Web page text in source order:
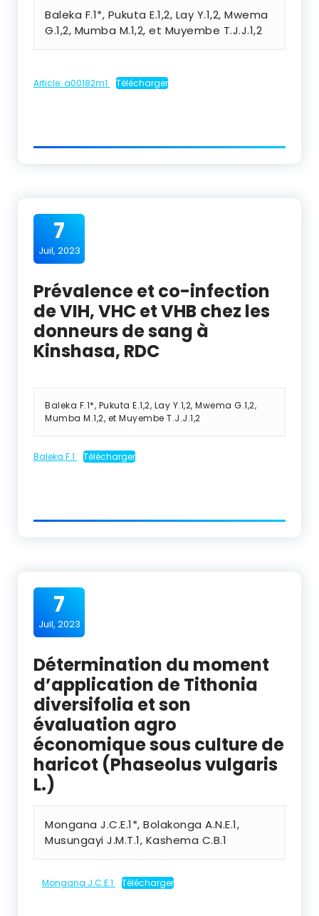
Baleka F.1*, Pukuta E.1,2, Lay Y.1,2, Mwema
G.1,2, Mumba M.1,2, et Muyembe T.J.J.1,2
Article: a00182m1 Télécharger
7
Juil, 2023
Prévalence et co-infection
de VIH, VHC et VHB chez les
donneurs de sang à
Kinshasa, RDC
Baleka F.1*, Pukuta E.1,2, Lay Y.1,2, Mwema G.1,2,
Mumba M.1,2, et Muyembe T.J.J.1,2
Baleka F.1 Télécharger
7
Juil, 2023
Détermination du moment
d’application de Tithonia
diversifolia et son
évaluation agro
économique sous culture de
haricot (Phaseolus vulgaris
L.)
Mongana J.C.E.1*, Bolakonga A.N.E.1,
Musungayi J.M.T.1, Kashema C.B.1
Mongana J.C.E.1 Télécharger